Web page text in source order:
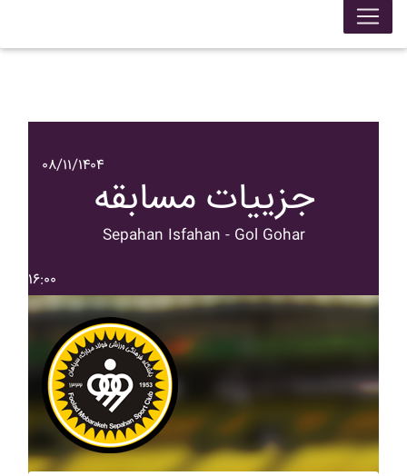
۰۸/۱۱/۱۴۰۴
جزییات مسابقه
Sepahan Isfahan - Gol Gohar
۱۶:۰۰